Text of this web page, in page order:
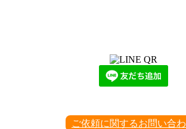
ご依頼に関するお問い合